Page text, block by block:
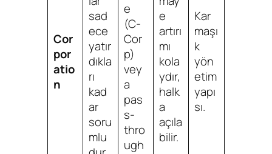
Cor
por
atio
n
sad
ece
yatır
dıkla
rı
kad
ar
soru
mlu
e
(C-
Cor
p)
vey
a
pas
s-
thro
ugh
e
artırı
mı
kola
ydır,
halk
a
açıla
bilir.
Kar
maşı
k
yön
etim
yapı
sı.